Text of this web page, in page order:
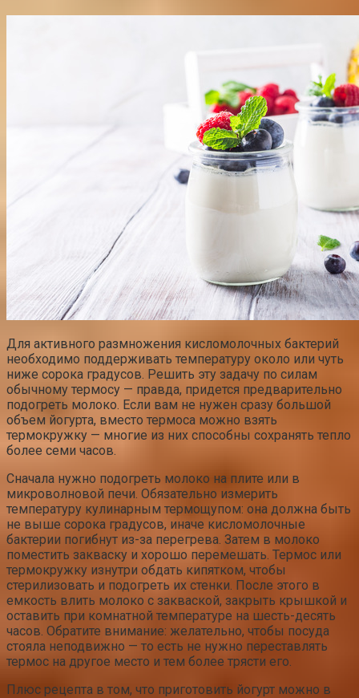
Для активного размножения кисломолочных бактерий
необходимо поддерживать температуру около или чуть
ниже сорока градусов. Решить эту задачу по силам
обычному термосу — правда, придется предварительно
подогреть молоко. Если вам не нужен сразу большой
объем йогурта, вместо термоса можно взять
термокружку — многие из них способны сохранять тепло
более семи часов.
Сначала нужно подогреть молоко на плите или в
микроволновой печи. Обязательно измерить
температуру кулинарным термощупом: она должна быть
не выше сорока градусов, иначе кисломолочные
бактерии погибнут из-за перегрева. Затем в молоко
поместить закваску и хорошо перемешать. Термос или
термокружку изнутри обдать кипятком, чтобы
стерилизовать и подогреть их стенки. После этого в
емкость влить молоко с закваской, закрыть крышкой и
оставить при комнатной температуре на шесть-десять
часов. Обратите внимание: желательно, чтобы посуда
стояла неподвижно — то есть не нужно переставлять
термос на другое место и тем более трясти его.
Плюс рецепта в том, что приготовить йогурт можно в